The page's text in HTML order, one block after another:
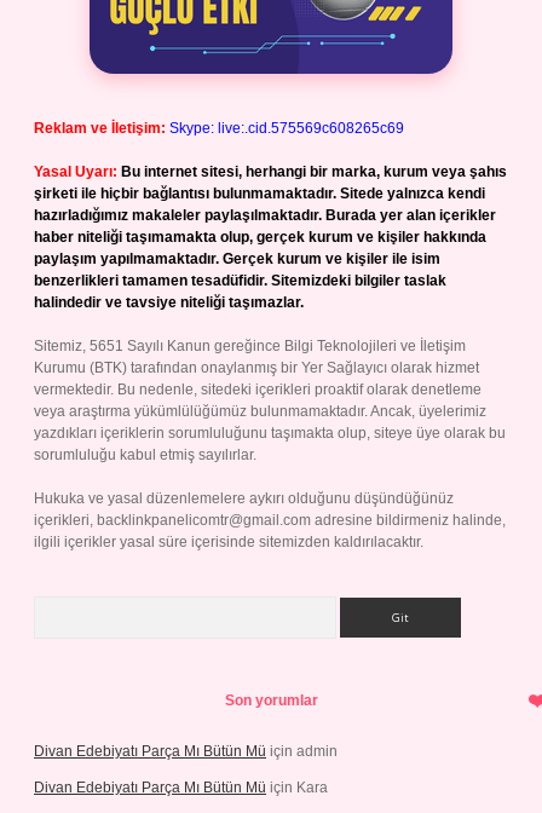
Reklam ve İletişim: Skype: live:.cid.575569c608265c69
Yasal Uyarı: Bu internet sitesi, herhangi bir marka, kurum veya şahıs
şirketi ile hiçbir bağlantısı bulunmamaktadır. Sitede yalnızca kendi
hazırladığımız makaleler paylaşılmaktadır. Burada yer alan içerikler
haber niteliği taşımamakta olup, gerçek kurum ve kişiler hakkında
paylaşım yapılmamaktadır. Gerçek kurum ve kişiler ile isim
benzerlikleri tamamen tesadüfidir. Sitemizdeki bilgiler taslak
halindedir ve tavsiye niteliği taşımazlar.
Sitemiz, 5651 Sayılı Kanun gereğince Bilgi Teknolojileri ve İletişim
Kurumu (BTK) tarafından onaylanmış bir Yer Sağlayıcı olarak hizmet
vermektedir. Bu nedenle, sitedeki içerikleri proaktif olarak denetleme
veya araştırma yükümlülüğümüz bulunmamaktadır. Ancak, üyelerimiz
yazdıkları içeriklerin sorumluluğunu taşımakta olup, siteye üye olarak bu
sorumluluğu kabul etmiş sayılırlar.
Hukuka ve yasal düzenlemelere aykırı olduğunu düşündüğünüz
içerikleri, backlinkpanelicomtr@gmail.com adresine bildirmeniz halinde,
ilgili içerikler yasal süre içerisinde sitemizden kaldırılacaktır.
Son yorumlar
Divan Edebiyatı Parça Mı Bütün Mü için admin
Divan Edebiyatı Parça Mı Bütün Mü için Kara